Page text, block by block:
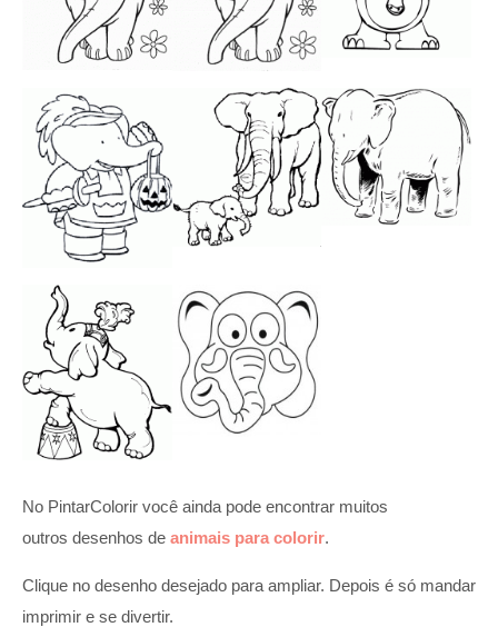
No PintarColorir você ainda pode encontrar muitos
outros desenhos de animais para colorir.
Clique no desenho desejado para ampliar. Depois é só mandar
imprimir e se divertir.